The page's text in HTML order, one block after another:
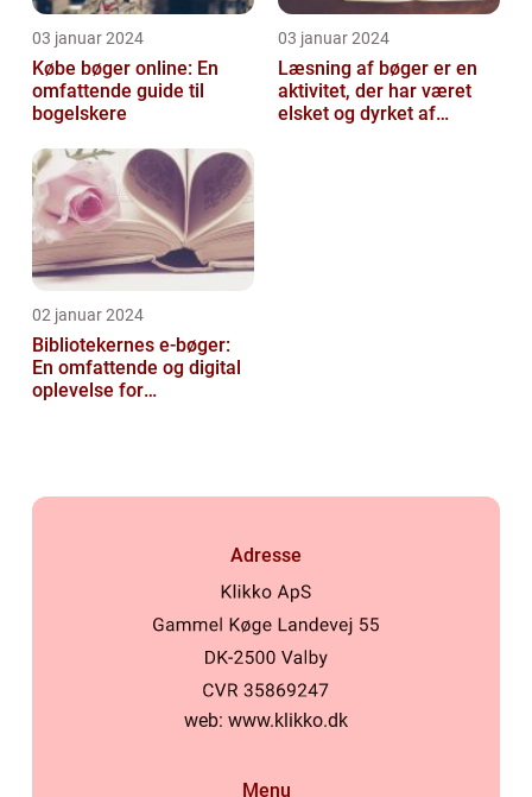
03 januar 2024
Købe bøger online: En
omfattende guide til
bogelskere
03 januar 2024
Læsning af bøger er en
aktivitet, der har været
elsket og dyrket af
02 januar 2024
Bibliotekernes e-bøger:
En omfattende og digital
oplevelse for
Adresse
web: www.klikko.dk
Menu